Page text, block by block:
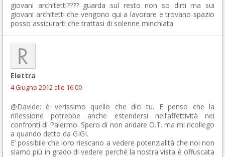
giovani architetti???? guarda sul resto non so dirti ma sui
giovani architetti che vengono qui a lavorare e trovano spazio
posso assicurarti che trattasi di solenne minchiata
Elettra
4 Giugno 2012 alle 16:00
@Davide: è verissimo quello che dici tu. E penso che la
riflessione potrebbe anche estendersi nell’affettività nei
confronti di Palermo. Spero di non andare O.T. ma mi ricollego
a quando detto da GIGI.
E’ possibile che loro riescano a vedere potenzialità che noi non
siamo più in grado di vedere perché la nostra vista è offuscata